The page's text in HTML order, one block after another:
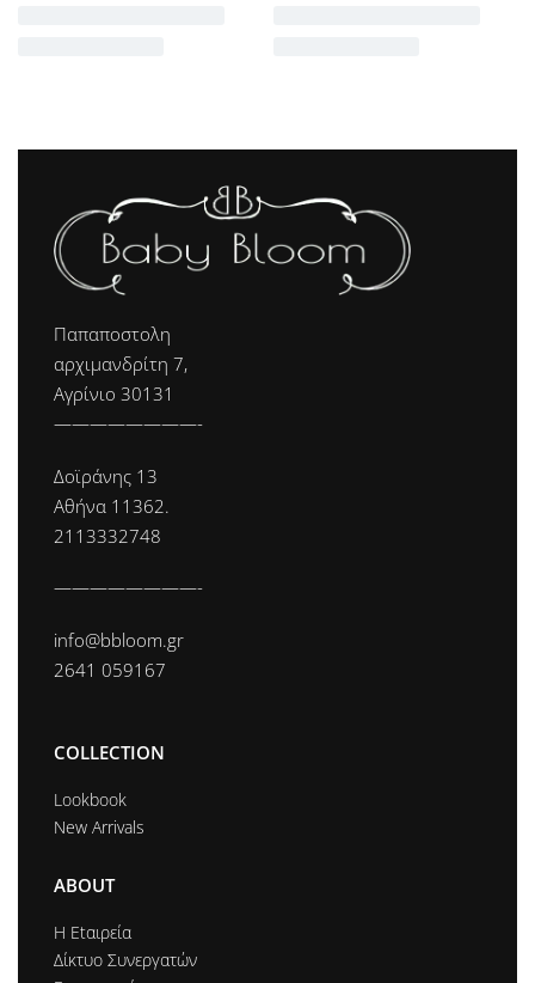
Παπαποστολη
αρχιμανδρίτη 7,
Αγρίνιο 30131
————————-
Δοϊράνης 13
Αθήνα 11362.
2113332748
————————-
info@bbloom.gr
2641 059167
COLLECTION
Lookbook
New Arrivals
ABOUT
Η Εtαιρεία
Δίκτυο Συνεργατών